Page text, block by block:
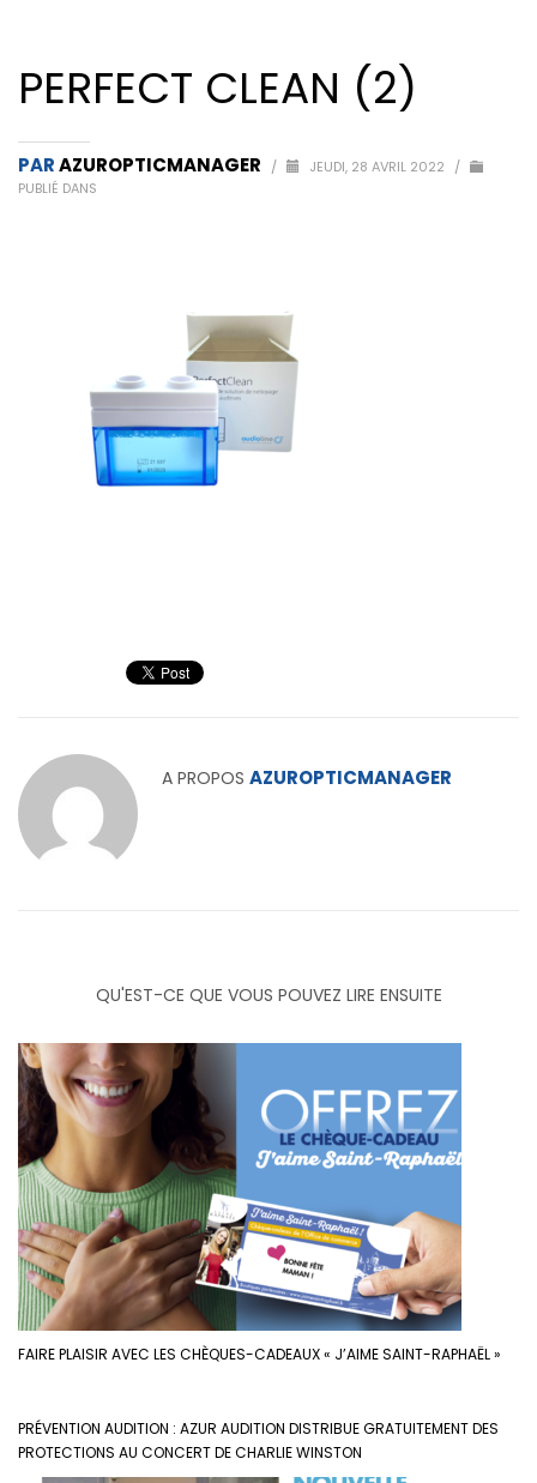
PERFECT CLEAN (2)
PARAZUROPTICMANAGER / JEUDI, 28 AVRIL 2022
/
PUBLIÉ DANS
A PROPOS AZUROPTICMANAGER
QU'EST-CE QUE VOUS POUVEZ LIRE ENSUITE
FAIRE PLAISIR AVEC LES CHÈQUES-CADEAUX « J’AIME SAINT-RAPHAËL »
PRÉVENTION AUDITION : AZUR AUDITION DISTRIBUE GRATUITEMENT DES
PROTECTIONS AU CONCERT DE CHARLIE WINSTON